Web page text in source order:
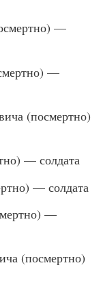
—
—
(посмертно)
— солдата
— солдата
—
(посмертно)